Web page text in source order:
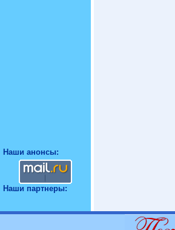
Наши анонсы:
Наши партнеры: